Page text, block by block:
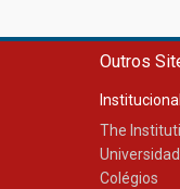
Outros
Institucional
The
Colégios